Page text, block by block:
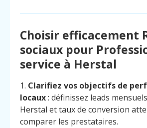
Choisir efficacement
sociaux pour
service à Herstal
1. Clarifiez vos objectifs de
locaux: définissez leads
Herstal et taux de conversion
comparer les prestataires.